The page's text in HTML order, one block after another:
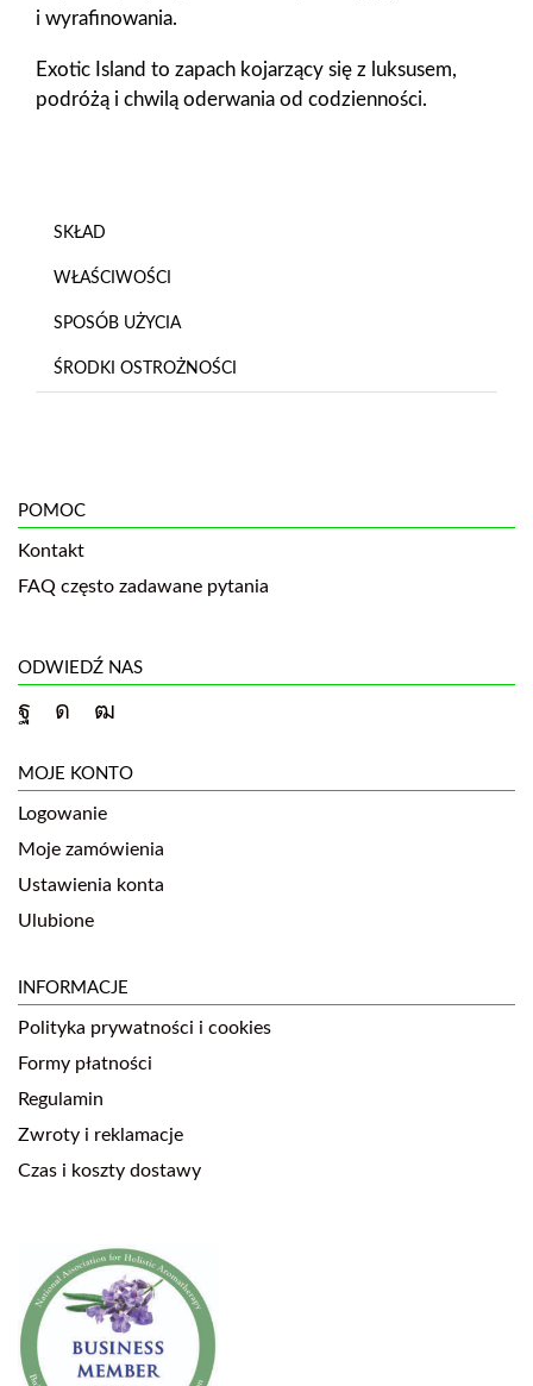
i wyrafinowania.
Exotic Island to zapach kojarzący się z luksusem,
podróżą i chwilą oderwania od codzienności.
SKŁAD
WŁAŚCIWOŚCI
SPOSÓB UŻYCIA
ŚRODKI OSTROŻNOŚCI
POMOC
Kontakt
FAQ często zadawane pytania
ODWIEDŹ NAS
MOJE KONTO
Logowanie
Moje zamówienia
Ustawienia konta
Ulubione
INFORMACJE
Polityka prywatności i cookies
Formy płatności
Regulamin
Zwroty i reklamacje
Czas i koszty dostawy